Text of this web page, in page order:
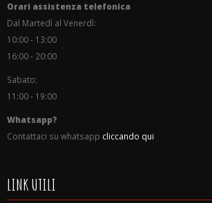
Orari assistenza telefonica
Dal Martedì al Venerdì:
10:00 - 13:00
16:00 - 20:00
Sabato:
11:00 - 19:00
Whatsapp?
Contattaci su whatsapp cliccando qui
LINK UTILI